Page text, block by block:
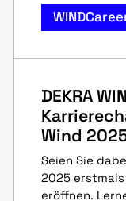
DEKRA
Wind
Seien Sie
2025
eröffnen.